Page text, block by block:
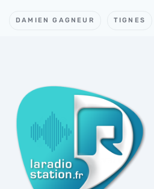
DAMIEN GAGNEUR TIGNES